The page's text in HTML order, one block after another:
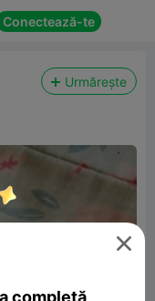
Conectează-te
Urmărește

completă